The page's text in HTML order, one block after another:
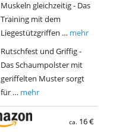
Muskeln gleichzeitig - Das
Training mit dem
Liegestützgriffen … mehr
Rutschfest und Griffig -
Das Schaumpolster mit
geriffelten Muster sorgt
für … mehr
ca. 16 €